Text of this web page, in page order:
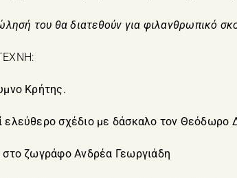
του θα διατεθούν για φιλανθρωπικό
Κρήτης.
ελεύθερο σχέδιο με δάσκαλο τον Θεόδωρο
ζωγράφο Ανδρέα Γεωργιάδη